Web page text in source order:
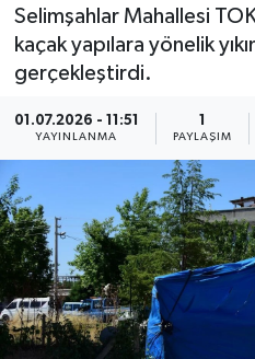
Selimşahlar Mahallesi
kaçak yapılara yönelik
gerçekleştirdi.
01.07.2026 - 11:51
YAYINLANMA
1
PAYLAŞIM